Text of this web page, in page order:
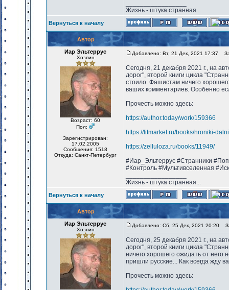
Жизнь - штука странная...
Вернуться к началу
Автор
Иар Эльтеррус
Хозяин
Возраст: 60
Пол:
Зарегистрирован:
17.02.2005
Сообщения: 1518
Откуда: Санкт-Петербург
Добавлено: Вт, 21 Дек, 2021 17:37
Сегодня, 21 декабря 2021 г., на
дорог", второй книги цикла
стоило. Фашистам ничего
ваших комментариев. Особенно
Прочесть можно здесь:
https://author.today/work/159366
https://litmarket.ru/books/hroniki-
https://zelluloza.ru/books/11949/
#Иар_Эльтеррус #Странники
#Контроль #Мультивселенная
Жизнь - штука странная...
Вернуться к началу
Автор
Иар Эльтеррус
Хозяин
Добавлено: Сб, 25 Дек, 2021 20:20
Сегодня, 25 декабря 2021 г., на
дорог", второй книги цикла
ничего хорошего ожидать от него
пришли русские... Как всегда жду
Прочесть можно здесь: